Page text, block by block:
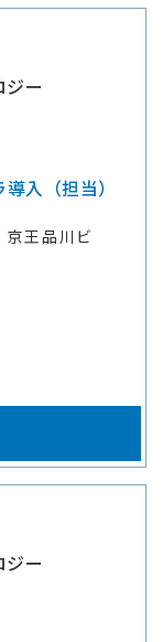
ー
入（担当）
王品川ビ
ー